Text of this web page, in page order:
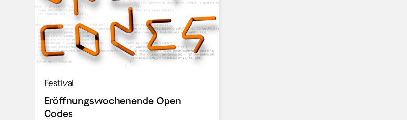
Festival
Eröffnungswochenende Open
Codes